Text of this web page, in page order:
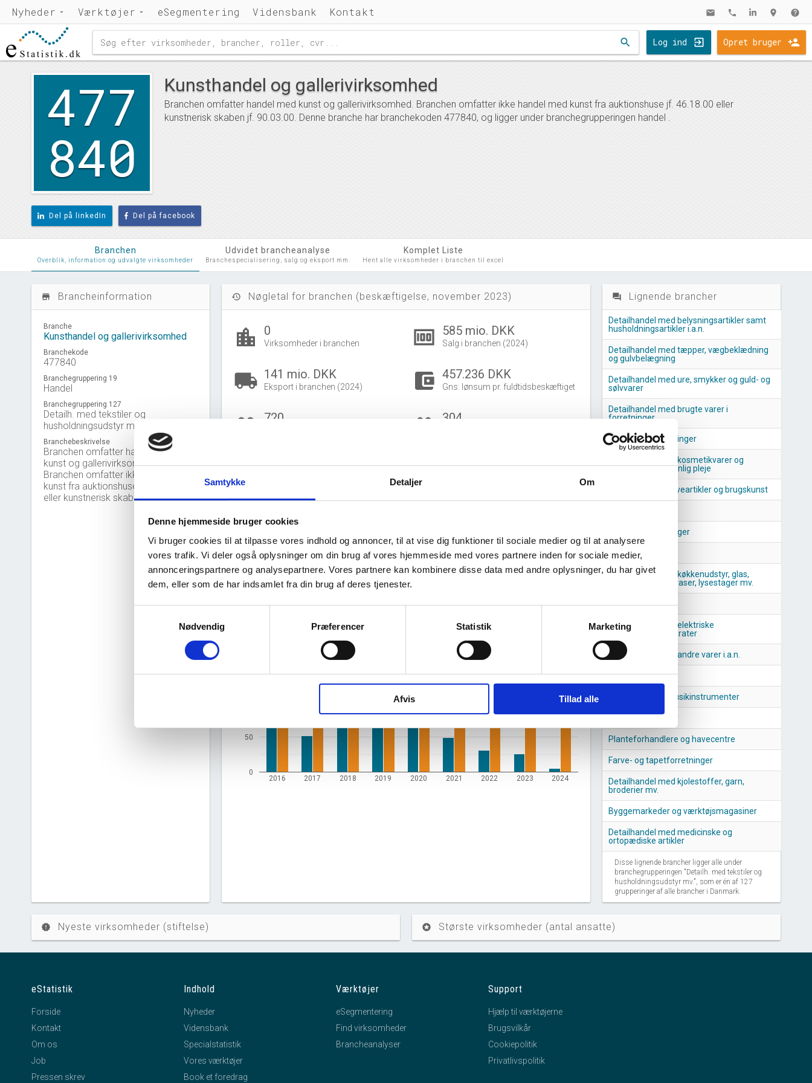
Samtykke Detaljer Om
Denne hjemmeside bruger cookies
Vi bruger cookies til at tilpasse vores indhold og annoncer, til at vise dig funktioner til sociale medier og til at analysere
vores trafik. Vi deler også oplysninger om din brug af vores hjemmeside med vores partnere inden for sociale medier,
annonceringspartnere og analysepartnere. Vores partnere kan kombinere disse data med andre oplysninger, du har givet
dem, eller som de har indsamlet fra din brug af deres tjenester.
Nødvendig
Præferencer Statistik Marketing
Afvis Tillad alle
Nyheder Værktøjer eSegmentering Vidensbank Kontakt mail phone location_on help
search Log ind Opret bruger
477
840
Kunsthandel og gallerivirksomhed
Branchen omfatter handel med kunst og gallerivirksomhed. Branchen omfatter ikke handel med kunst fra auktionshuse jf. 46.18.00 eller
kunstnerisk skaben jf. 90.03.00. Denne branche har branchekoden 477840, og ligger under branchegrupperingen handel .
Del på linkedIn Del på facebook
Branchen
Overblik, information og udvalgte virksomheder
Udvidet brancheanalyse
Branchespecialisering, salg og eksport mm.
Komplet Liste
Hent alle virksomheder i branchen til excel
store_mall_directory Brancheinformation
Branche
Kunsthandel og gallerivirksomhed
Branchekode
477840
Branchegruppering 19
Handel
Branchegruppering 127
Detailh. med tekstiler og
husholdningsudstyr mv.
Branchebeskrivelse
Branchen omfatter handel med
kunst og gallerivirksomhed.
Branchen omfatter ikke handel med
kunst fra auktionshuse jf. 46.18.00
eller kunstnerisk skaben jf. 90.03.00.
history Nøgletal for branchen (beskæftigelse, november 2023)
location_city 0
Virksomheder i branchen money 585 mio. DKK
Salg i branchen (2024)
local_shipping 141 mio. DKK
Eksport i branchen (2024) account_balance_wallet 457.236 DKK
Gns. lønsum pr. fuldtidsbeskæftiget
people_outline 720 group 304
Gå tilUdvidet brancheanalyse
Nye og ophørte virksomheder pr. år
2016 2017 2018 2019 2020 2021 2022 2023 2024
0
50
question_answer Lignende brancher
Detailhandel med belysningsartikler samt
husholdningsartikler i.a.n.
Detailhandel med tæpper, vægbeklædning
og gulvbelægning
Detailhandel med ure, smykker og guld- og
sølvvarer
Detailhandel med brugte varer i
forretninger
Boligtekstilforretninger
Detailhandel med kosmetikvarer og
produkter til personlig pleje
Forhandlere af gaveartikler og brugskunst
Blomsterforretninger
Apoteker
Detailhandel med køkkenudstyr, glas,
porcelæn, bestik, vaser, lysestager mv.
Optikere
Detailhandel med elektriske
husholdningsapparater
Detailhandel med andre varer i.a.n.
Dyrehandel
Forhandlere af musikinstrumenter
Møbelforretninger
Planteforhandlere og havecentre
Farve- og tapetforretninger
Detailhandel med kjolestoffer, garn,
broderier mv.
Byggemarkeder og værktøjsmagasiner
Detailhandel med medicinske og
ortopædiske artikler
Disse lignende brancher ligger alle under
branchegrupperingen "Detailh. med tekstiler og
husholdningsudstyr mv.", som er én af 127
grupperinger af alle brancher i Danmark.
new_releases Nyeste virksomheder (stiftelse) stars Største virksomheder (antal ansatte)
eStatistik
Forside
Kontakt
Om os
Job
Pressen skrev
Indhold
Nyheder
Vidensbank
Specialstatistik
Vores værktøjer
Book et foredrag
Værktøjer
eSegmentering
Find virksomheder
Brancheanalyser
Support
Hjælp til værktøjerne
Brugsvilkår
Cookiepolitik
Privatlivspolitik